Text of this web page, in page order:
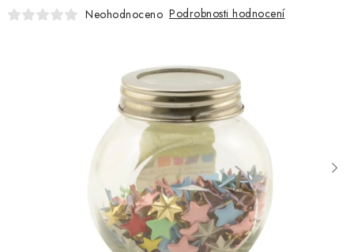
MOJE OBJEDNÁVKA
Kontakty Moje objednávka
Oblíbené ♥️
Hodnocení obchodu
Obchodní podmínky
Neohodnoceno Podrobnosti hodnocení